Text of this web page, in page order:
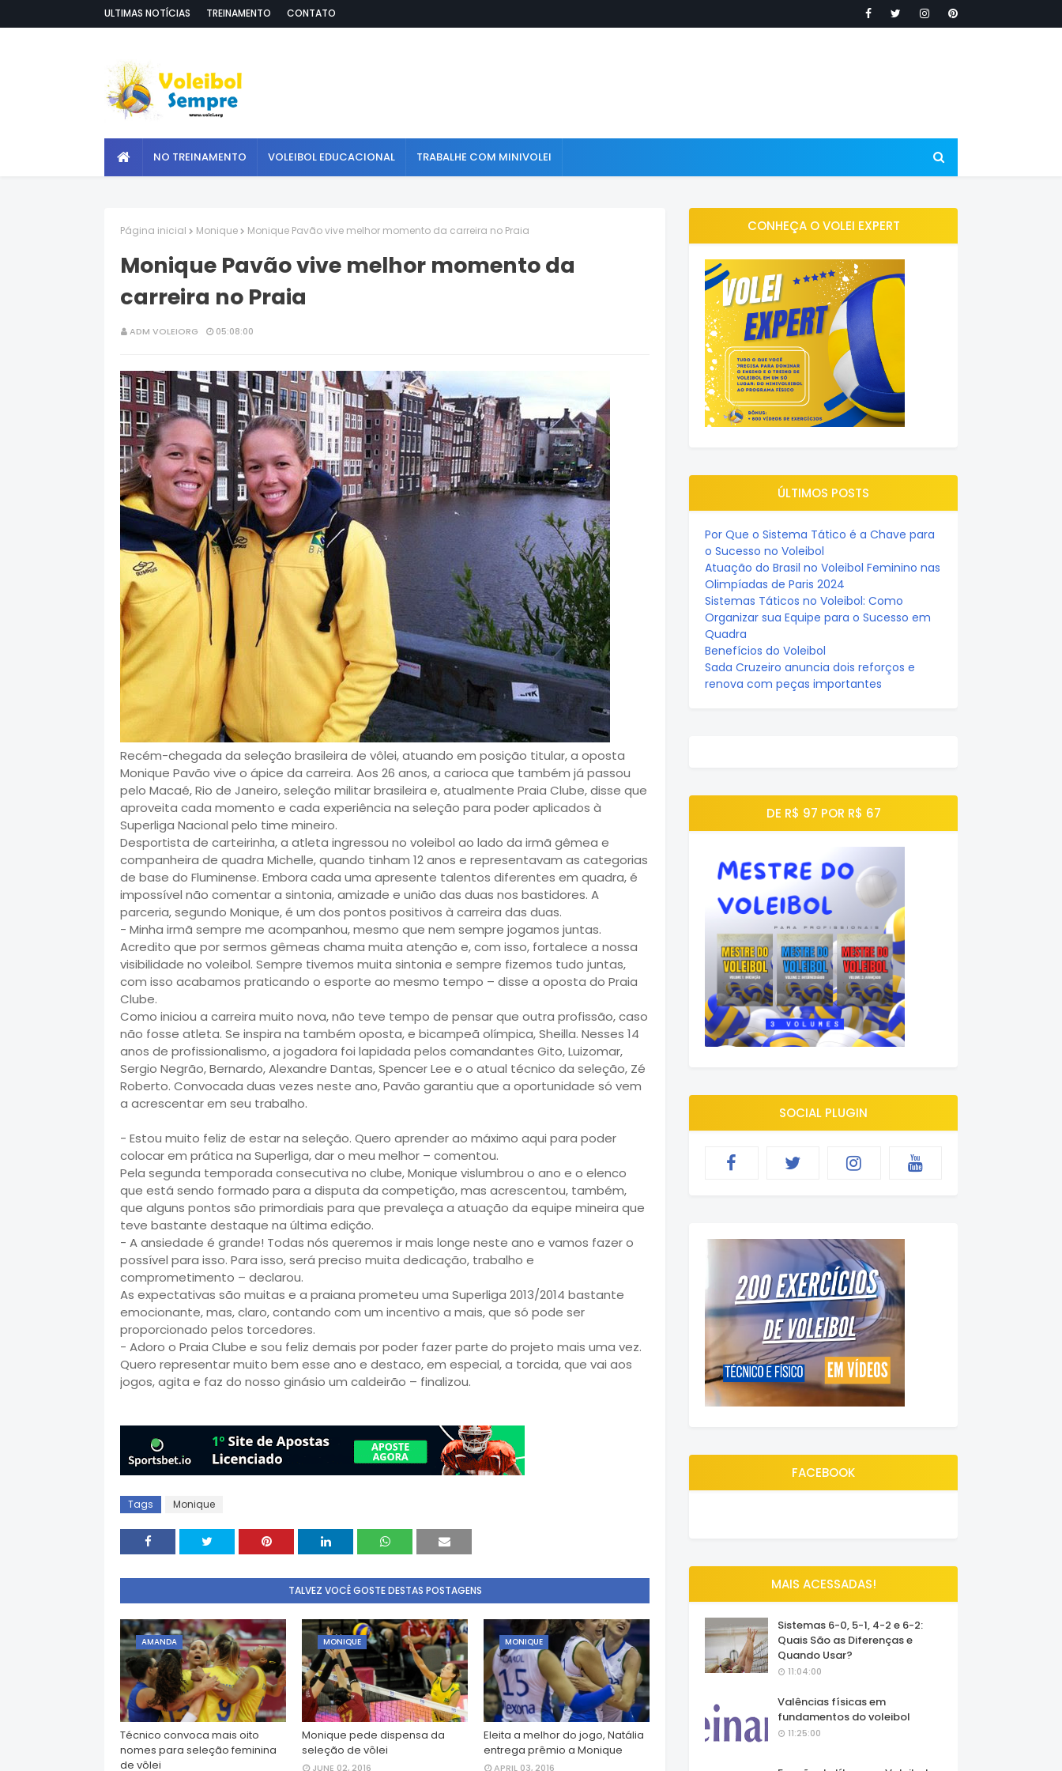
ULTIMAS NOTÍCIAS TREINAMENTO CONTATO
NO TREINAMENTO VOLEIBOL EDUCACIONAL TRABALHE COM MINIVOLEI
Página inicial Monique Monique Pavão vive melhor momento da carreira no Praia
Monique Pavão vive melhor momento da
carreira no Praia
ADM VOLEIORG 05:08:00
Recém-chegada da seleção brasileira de vôlei, atuando em posição titular, a oposta
Monique Pavão vive o ápice da carreira. Aos 26 anos, a carioca que também já passou
pelo Macaé, Rio de Janeiro, seleção militar brasileira e, atualmente Praia Clube, disse que
aproveita cada momento e cada experiência na seleção para poder aplicados à
Superliga Nacional pelo time mineiro.
Desportista de carteirinha, a atleta ingressou no voleibol ao lado da irmã gêmea e
companheira de quadra Michelle, quando tinham 12 anos e representavam as categorias
de base do Fluminense. Embora cada uma apresente talentos diferentes em quadra, é
impossível não comentar a sintonia, amizade e união das duas nos bastidores. A
parceria, segundo Monique, é um dos pontos positivos à carreira das duas.
- Minha irmã sempre me acompanhou, mesmo que nem sempre jogamos juntas.
Acredito que por sermos gêmeas chama muita atenção e, com isso, fortalece a nossa
visibilidade no voleibol. Sempre tivemos muita sintonia e sempre fizemos tudo juntas,
com isso acabamos praticando o esporte ao mesmo tempo – disse a oposta do Praia
Clube.
Como iniciou a carreira muito nova, não teve tempo de pensar que outra profissão, caso
não fosse atleta. Se inspira na também oposta, e bicampeã olímpica, Sheilla. Nesses 14
anos de profissionalismo, a jogadora foi lapidada pelos comandantes Gito, Luizomar,
Sergio Negrão, Bernardo, Alexandre Dantas, Spencer Lee e o atual técnico da seleção, Zé
Roberto. Convocada duas vezes neste ano, Pavão garantiu que a oportunidade só vem
a acrescentar em seu trabalho.
- Estou muito feliz de estar na seleção. Quero aprender ao máximo aqui para poder
colocar em prática na Superliga, dar o meu melhor – comentou.
Pela segunda temporada consecutiva no clube, Monique vislumbrou o ano e o elenco
que está sendo formado para a disputa da competição, mas acrescentou, também,
que alguns pontos são primordiais para que prevaleça a atuação da equipe mineira que
teve bastante destaque na última edição.
- A ansiedade é grande! Todas nós queremos ir mais longe neste ano e vamos fazer o
possível para isso. Para isso, será preciso muita dedicação, trabalho e
comprometimento – declarou.
As expectativas são muitas e a praiana prometeu uma Superliga 2013/2014 bastante
emocionante, mas, claro, contando com um incentivo a mais, que só pode ser
proporcionado pelos torcedores.
- Adoro o Praia Clube e sou feliz demais por poder fazer parte do projeto mais uma vez.
Quero representar muito bem esse ano e destaco, em especial, a torcida, que vai aos
jogos, agita e faz do nosso ginásio um caldeirão – finalizou.
Tags Monique
TALVEZ VOCÊ GOSTE DESTAS POSTAGENS
AMANDA
Técnico convoca mais oito
nomes para seleção feminina
de vôlei
MONIQUE
Monique pede dispensa da
seleção de vôlei
JUNE 02, 2016
MONIQUE
Eleita a melhor do jogo, Natália
entrega prêmio a Monique
APRIL 03, 2016
CONHEÇA O VOLEI EXPERT
ÚLTIMOS POSTS
Por Que o Sistema Tático é a Chave para
o Sucesso no Voleibol
Atuação do Brasil no Voleibol Feminino nas
Olimpíadas de Paris 2024
Sistemas Táticos no Voleibol: Como
Organizar sua Equipe para o Sucesso em
Quadra
Benefícios do Voleibol
Sada Cruzeiro anuncia dois reforços e
renova com peças importantes
DE R$ 97 POR R$ 67
SOCIAL PLUGIN
FACEBOOK
MAIS ACESSADAS!
Sistemas 6-0, 5-1, 4-2 e 6-2:
Quais São as Diferenças e
Quando Usar?
11:04:00
Valências físicas em
fundamentos do voleibol
11:25:00